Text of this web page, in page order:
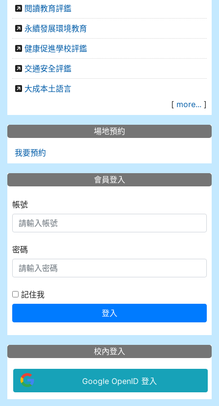
閱讀教育評鑑
永續發展環境教育
健康促進學校評鑑
交通安全評鑑
大成本土語言
[ more... ]
場地預約
我要預約
會員登入
帳號
密碼
記住我
登入
校內登入
Google OpenID 登入